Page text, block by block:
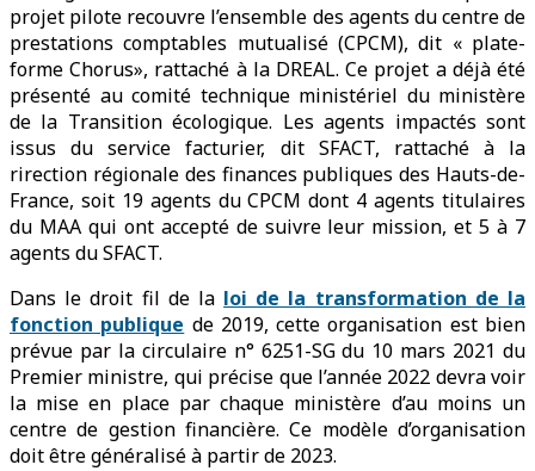
projet pilote recouvre l’ensemble des agents du centre de
prestations comptables mutualisé (CPCM), dit « plate-
forme Chorus», rattaché à la DREAL. Ce projet a déjà été
présenté au comité technique ministériel du ministère
de la Transition écologique. Les agents impactés sont
issus du service facturier, dit SFACT, rattaché à la
rirection régionale des finances publiques des Hauts-de-
France, soit 19 agents du CPCM dont 4 agents titulaires
du MAA qui ont accepté de suivre leur mission, et 5 à 7
agents du SFACT.
Dans le droit fil de la loi de la transformation de la
fonction publique de 2019, cette organisation est bien
prévue par la circulaire n° 6251-SG du 10 mars 2021 du
Premier ministre, qui précise que l’année 2022 devra voir
la mise en place par chaque ministère d’au moins un
centre de gestion financière. Ce modèle d’organisation
doit être généralisé à partir de 2023.